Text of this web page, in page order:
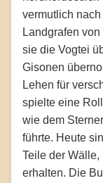
vermutlich
Landgrafen
sie die Vogtei
Gisonen
Lehen für
spielte eine
wie dem
führte. Heute
Teile der Wälle,
erhalten. Die